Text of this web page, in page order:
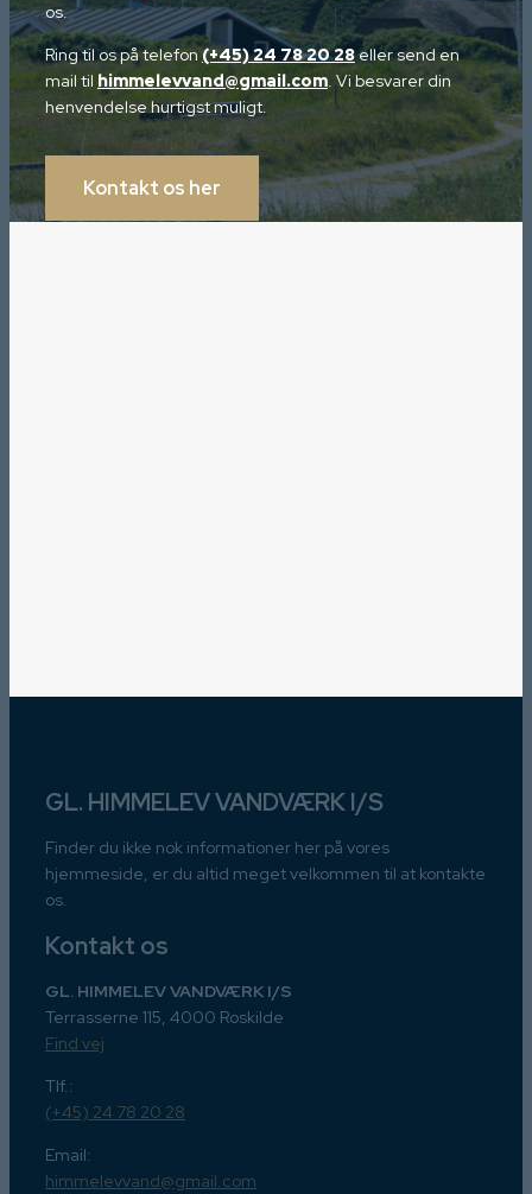
os.
Ring til os på telefon (+45) 24 78 20 28eller send en
mail til himmelevvand@gmail.com. Vi besvarer din
henvendelse hurtigst muligt.
Kontakt os her
GL. HIMMELEV VANDVÆRK I/S
Finder du ikke nok informationer her på vores
hjemmeside, er du altid meget velkommen til at kontakte
os.
Kontakt os
GL. HIMMELEV VANDVÆRK I/S
Terrasserne 115, 4000 Roskilde
Find vej
Tlf.:
(+45) 24 78 20 28
Email:
himmelevvand@gmail.com